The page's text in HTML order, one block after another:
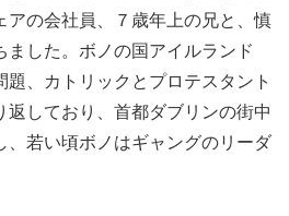
アの会社員、７歳年上の兄と、慎
ました。ボノの国アイルランド
題、カトリックとプロテスタント
返しており、首都ダブリンの街中
、若い頃ボノはギャングのリーダ